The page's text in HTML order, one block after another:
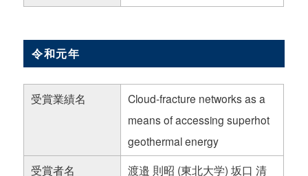
令和元年
受賞業績名
Cloud-fracture networks as a
means of accessing superhot
geothermal energy
受賞者名
渡邉 則昭 (東北大学) 坂口 清